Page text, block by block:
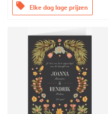
offers Elke dag lage prijzen